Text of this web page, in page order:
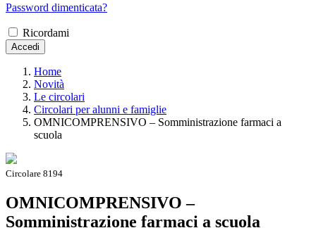
Password dimenticata?
Ricordami
Accedi
Home
Novità
Le circolari
Circolari per alunni e famiglie
OMNICOMPRENSIVO – Somministrazione farmaci a
scuola
Circolare 8194
OMNICOMPRENSIVO –
Somministrazione farmaci a scuola